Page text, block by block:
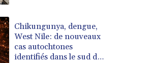
Chikungunya, dengue,
West Nile: de nouveaux
cas autochtones
identifiés dans le sud de